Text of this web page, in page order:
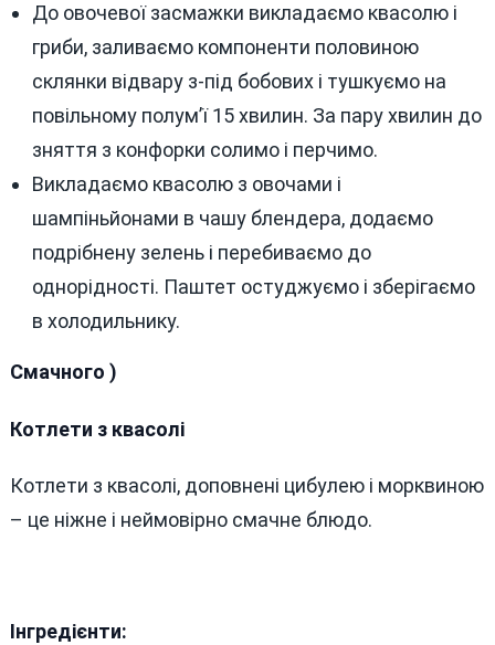
До овочевої засмажки викладаємо квасолю і
гриби, заливаємо компоненти половиною
склянки відвару з-під бобових і тушкуємо на
повільному полум’ї 15 хвилин. За пару хвилин до
зняття з конфорки солимо і перчимо.
Викладаємо квасолю з овочами і
шампіньйонами в чашу блендера, додаємо
подрібнену зелень і перебиваємо до
однорідності. Паштет остуджуємо і зберігаємо
в холодильнику.
Смачного )
Котлети з квасолі
Котлети з квасолі, доповнені цибулею і морквиною
– це ніжне і неймовірно смачне блюдо.
Інгредієнти: